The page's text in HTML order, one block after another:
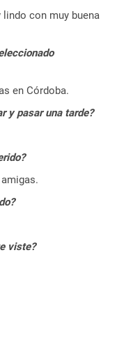
con muy buena
en Córdoba.
y pasar una tarde?
viste?